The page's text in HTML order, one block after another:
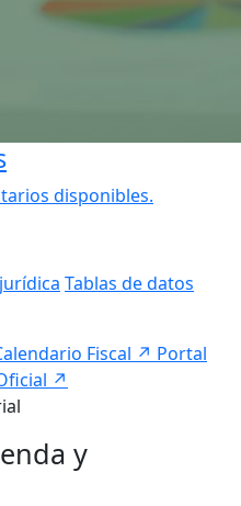
disponibles.
Tablas de datos
Fiscal ↗ Portal
↗
y